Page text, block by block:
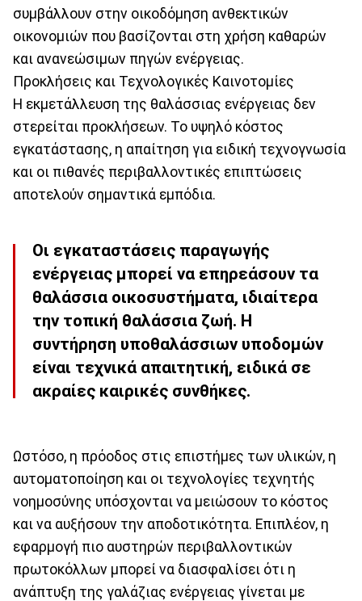
συμβάλλουν στην οικοδόμηση ανθεκτικών
οικονομιών που βασίζονται στη χρήση καθαρών
και ανανεώσιμων πηγών ενέργειας.
Προκλήσεις και Τεχνολογικές Καινοτομίες
Η εκμετάλλευση της θαλάσσιας ενέργειας δεν
στερείται προκλήσεων. Το υψηλό κόστος
εγκατάστασης, η απαίτηση για ειδική τεχνογνωσία
και οι πιθανές περιβαλλοντικές επιπτώσεις
αποτελούν σημαντικά εμπόδια.
Οι εγκαταστάσεις παραγωγής
ενέργειας μπορεί να επηρεάσουν τα
θαλάσσια οικοσυστήματα, ιδιαίτερα
την τοπική θαλάσσια ζωή. Η
συντήρηση υποθαλάσσιων υποδομών
είναι τεχνικά απαιτητική, ειδικά σε
ακραίες καιρικές συνθήκες.
Ωστόσο, η πρόοδος στις επιστήμες των υλικών, η
αυτοματοποίηση και οι τεχνολογίες τεχνητής
νοημοσύνης υπόσχονται να μειώσουν το κόστος
και να αυξήσουν την αποδοτικότητα. Επιπλέον, η
εφαρμογή πιο αυστηρών περιβαλλοντικών
πρωτοκόλλων μπορεί να διασφαλίσει ότι η
ανάπτυξη της γαλάζιας ενέργειας γίνεται με